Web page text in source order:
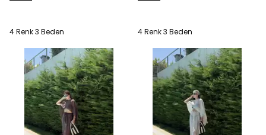
4 Renk 3 Beden 4 Renk 3 Beden